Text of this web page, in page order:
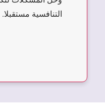
التنافسية مستقبلا.